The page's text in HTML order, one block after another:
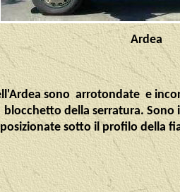
Ardea
sono arrotondate e
blocchetto della serratura. Sono
posizionate sotto il profilo della